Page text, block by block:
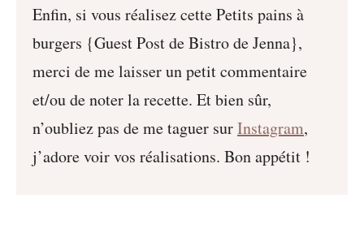
Enfin, si vous réalisez cette Petits pains à
burgers {Guest Post de Bistro de Jenna},
merci de me laisser un petit commentaire
et/ou de noter la recette. Et bien sûr,
n’oubliez pas de me taguer surInstagram,
j’adore voir vos réalisations. Bon appétit !